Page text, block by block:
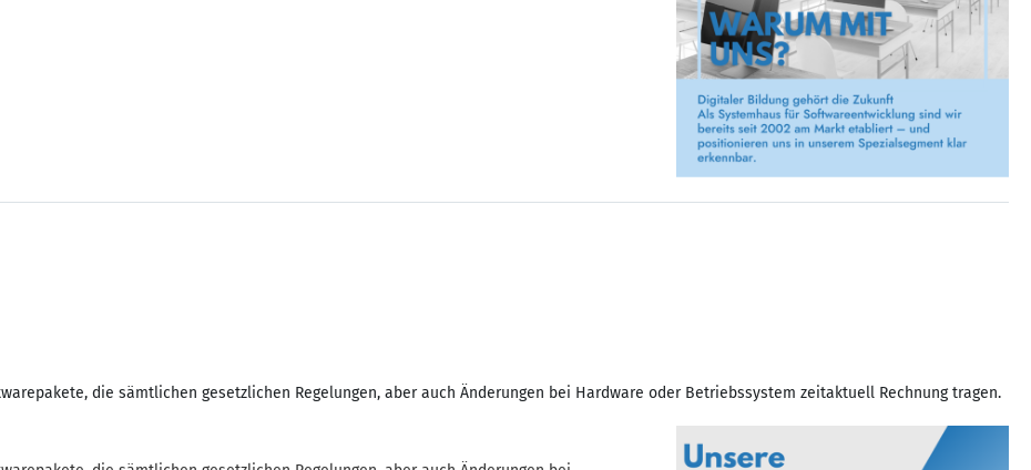
die sämtlichen gesetzlichen Regelungen, aber auch Änderungen bei Hardware oder Betriebssystem zeitaktuell Rechnung tragen.